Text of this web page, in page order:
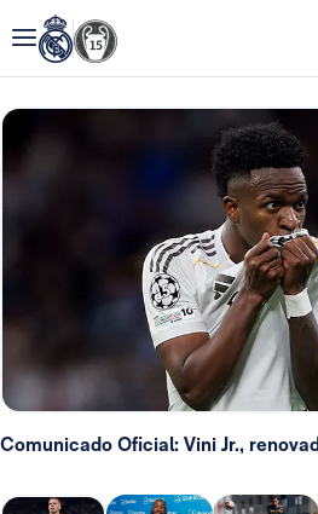
Comunicado Oficial: Vini Jr.,